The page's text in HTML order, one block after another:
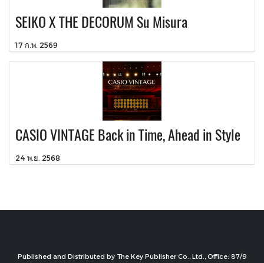
SEIKO X THE DECORUM Su Misura
17 ก.พ. 2569
CASIO VINTAGE Back in Time, Ahead in Style
24 พ.ย. 2568
Published and Distributed by The Key Publisher Co., Ltd., Office: 87/9